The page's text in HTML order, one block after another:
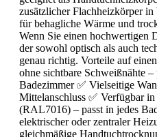
zusätzlicher Flachheizkörper
für behagliche Wärme und
Wenn Sie einen hochwertigen
der sowohl optisch als auch
genau richtig. Vorteile auf
ohne sichtbare Schweißnähte
Badezimmer ✅ Vielseitige
Mittelanschluss ✅ Verfügbar
(RAL7016) – passt in jedes
elektrischer oder zentraler
gleichmäßige